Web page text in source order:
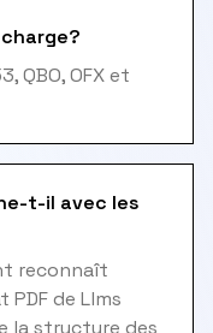
QBO, OFX et
t-il avec les
reconnaît
de Llms
la structure des